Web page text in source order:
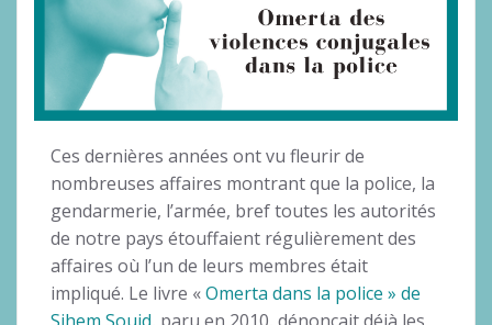
Ces dernières années ont vu fleurir de
nombreuses affaires montrant que la police, la
gendarmerie, l’armée, bref toutes les autorités
de notre pays étouffaient régulièrement des
affaires où l’un de leurs membres était
impliqué. Le livre «Omerta dans la police » de